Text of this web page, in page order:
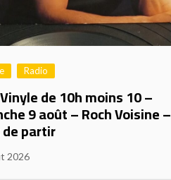
Radio
de 10h moins 10 –
9 août – Roch Voisine –
partir
2026